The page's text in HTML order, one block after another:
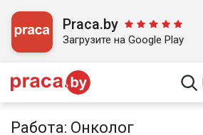
Praca.by
Загрузите на Google Play
Работа: Онколог